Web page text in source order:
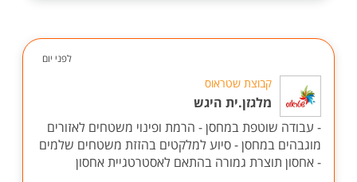
לפני יום
קבוצת שטראוס
מלגזן.ית היגש
- עבודה שוטפת במחסן - הרמת ופינוי משטחים לאזורים
מוגבהים במחסן - סיוע למלקטים בהזזת משטחים שלמים
- אחסון תוצרת גמורה בהתאם לאסטרטגיית אחסון